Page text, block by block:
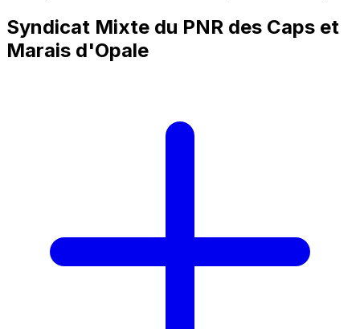
Syndicat Mixte du PNR des Caps et
Marais d'Opale